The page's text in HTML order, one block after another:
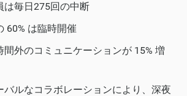
は毎日275回の中断
60% は臨時開催
間外のコミュニケーションが 15% 増
バルなコラボレーションにより、深夜